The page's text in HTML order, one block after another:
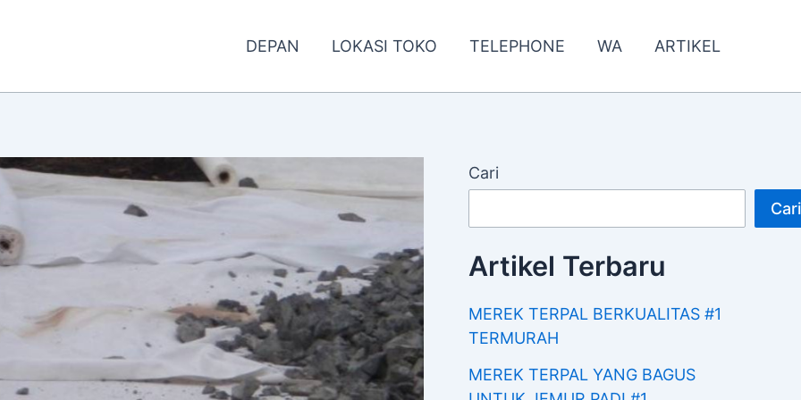
DEPAN LOKASI TOKO TELEPHONE WA ARTIKEL
Cari
Cari
Artikel Terbaru
MEREK TERPAL BERKUALITAS #1
TERMURAH
MEREK TERPAL YANG BAGUS